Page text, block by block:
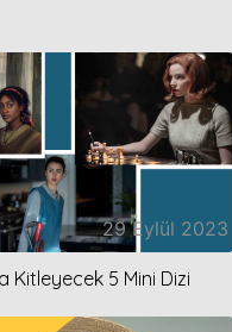
29 Eylül 2023
Kitleyecek 5 Mini Dizi